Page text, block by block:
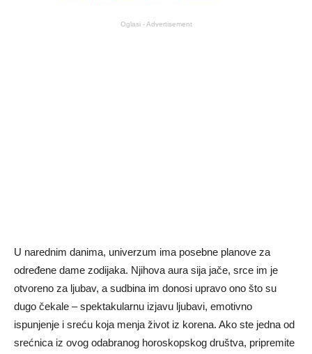
Oglasi - Advertisement
U narednim danima, univerzum ima posebne planove za
određene dame zodijaka. Njihova aura sija jače, srce im je
otvoreno za ljubav, a sudbina im donosi upravo ono što su
dugo čekale – spektakularnu izjavu ljubavi, emotivno
ispunjenje i sreću koja menja život iz korena. Ako ste jedna od
srećnica iz ovog odabranog horoskopskog društva, pripremite